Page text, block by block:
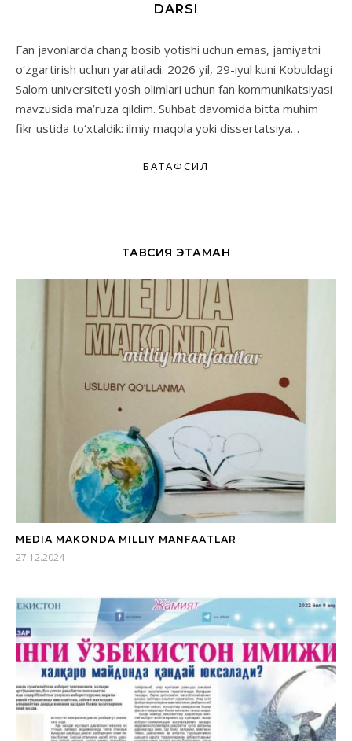
DARSI
Fan javonlarda chang bosib yotishi uchun emas, jamiyatni
o‘zgartirish uchun yaratiladi. 2026 yil, 29-iyul kuni Kobuldagi
Salom universiteti yosh olimlari uchun fan kommunikatsiyasi
mavzusida ma’ruza qildim. Suhbat davomida bitta muhim
fikr ustida to‘xtaldik: ilmiy maqola yoki dissertatsiya…
БАТАФСИЛ
ТАВСИЯ ЭТАМАН
MEDIА MАKONDА MILLIY MАNFААTLАR
27.12.2024